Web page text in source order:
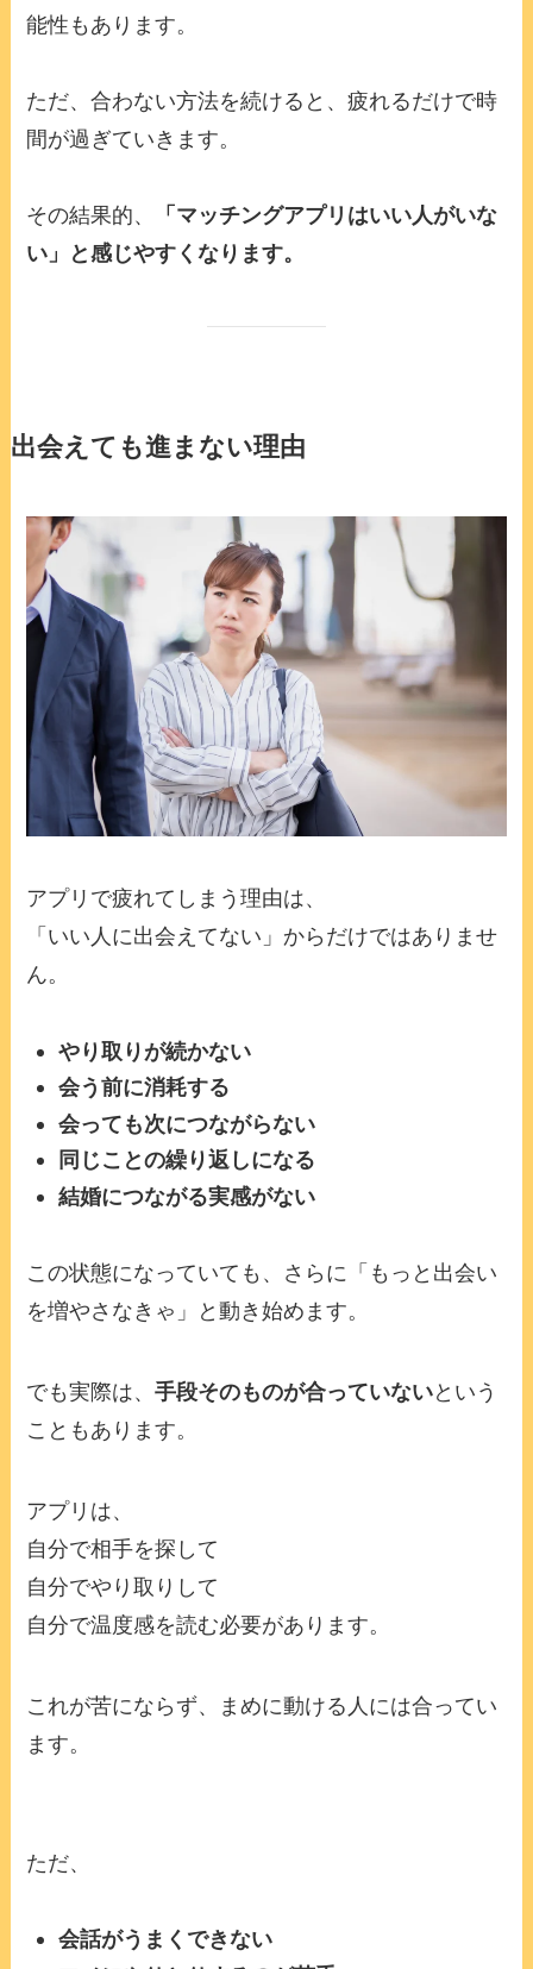
能性もあります。
ただ、合わない方法を続けると、疲れるだけで時
間が過ぎていきます。
その結果的、
「マッチングアプリはいい人がいな
い」と感じやすくなります。
出会えても進まない理由
アプリで疲れてしまう理由は、
「いい人に出会えてない」からだけではありませ
ん。
やり取りが続かない
会う前に消耗する
会っても次につながらない
同じことの繰り返しになる
結婚につながる実感がない
この状態になっていても、さらに「もっと出会い
を増やさなきゃ」と動き始めます。
でも実際は、手段そのものが合っていないという
こともあります。
アプリは、
自分で相手を探して
自分でやり取りして
自分で温度感を読む必要があります。
これが苦にならず、まめに動ける人には合ってい
ます。
ただ、
会話がうまくできない